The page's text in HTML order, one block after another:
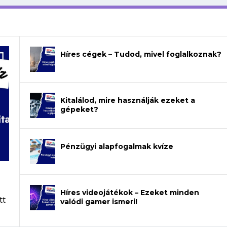
Híres cégek – Tudod, mivel foglalkoznak?
Kitalálod, mire használják ezeket a
gépeket?
Pénzügyi alapfogalmak kvíze
Híres videojátékok – Ezeket minden
valódi gamer ismeri!